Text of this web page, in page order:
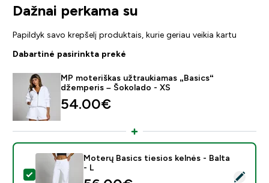
Dažnai perkama su
Papildyk savo krepšelį produktais, kurie geriau veikia kartu
Dabartinė pasirinkta prekė
MP moteriškas užtraukiamas „Basics“
džemperis – Šokolado - XS
54.00€‎
Pasirinkti šį produktą - Moterų Basics tiesios kelnės -
Moterų Basics tiesios kelnės - Balta
- L